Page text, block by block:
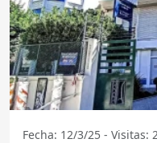
Fecha: 12/3/25 - Visitas: